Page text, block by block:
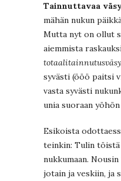
Tainnuttavaa
mähän nukun
Mutta nyt on ollut
aiemmista
syvästi (ööö paitsi
vasta syvästi
unia suoraan
Esikoista
teinkin: Tulin
nukkumaan. Nousin
jotain ja veskiin, ja